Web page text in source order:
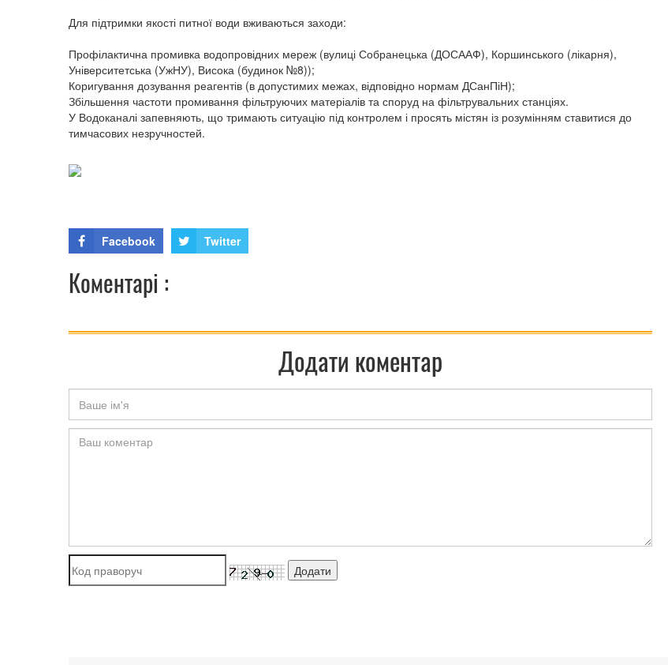
Для підтримки якості питної води вживаються заходи:
Профілактична промивка водопровідних мереж (вулиці Собранецька (ДОСААФ), Коршинського (лікарня),
Університетська (УжНУ), Висока (будинок №8));
Коригування дозування реагентів (в допустимих межах, відповідно нормам ДСанПіН);
Збільшення частоти промивання фільтруючих матеріалів та споруд на фільтрувальних станціях.
У Водоканалі запевняють, що тримають ситуацію під контролем і просять містян із розумінням ставитися до
тимчасових незручностей.
Facebook Twitter
Коментарі :
Додати коментар